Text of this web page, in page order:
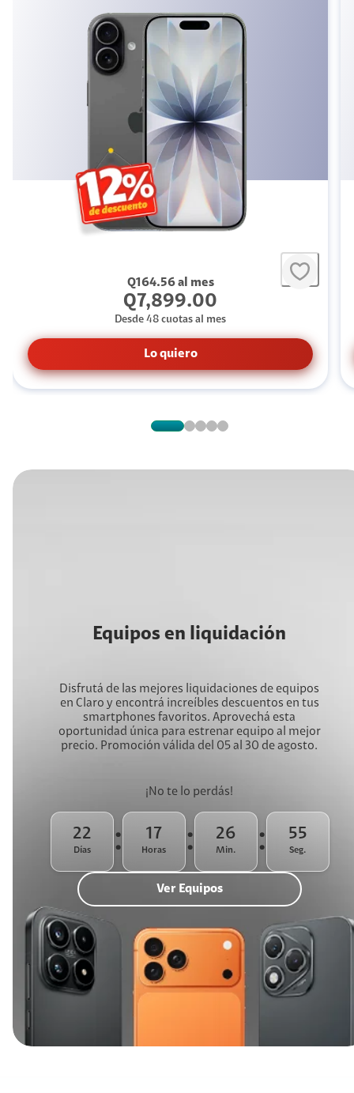
Q164.56 al mes
Q7,899.00
Desde 48 cuotas al mes
Lo quiero
Equipos en liquidación
Disfrutá de las mejores liquidaciones de equipos
en Claro y encontrá increíbles descuentos en tus
smartphones favoritos. Aprovechá esta
oportunidad única para estrenar equipo al mejor
precio. Promoción válida del 05 al 30 de agosto.
¡No te lo perdás!
22
Días : 17
Horas : 26
Min. : 54
Seg.
Ver Equipos